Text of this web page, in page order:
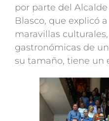
por parte del
Blasco, que explicó
maravillas
gastronómicas de
su tamaño, tiene un